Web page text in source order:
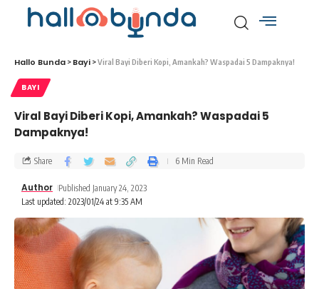
Hallo Bunda > Bayi >Viral Bayi Diberi Kopi, Amankah? Waspadai 5 Dampaknya!
BAYI
Viral Bayi Diberi Kopi, Amankah? Waspadai 5
Dampaknya!
Last updated: 2023/01/24 at 9:35 AM
Author Published January 24, 2023
Share 6 Min Read